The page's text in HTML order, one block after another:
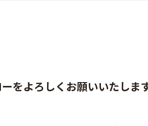
をよろしくお願いいたしま